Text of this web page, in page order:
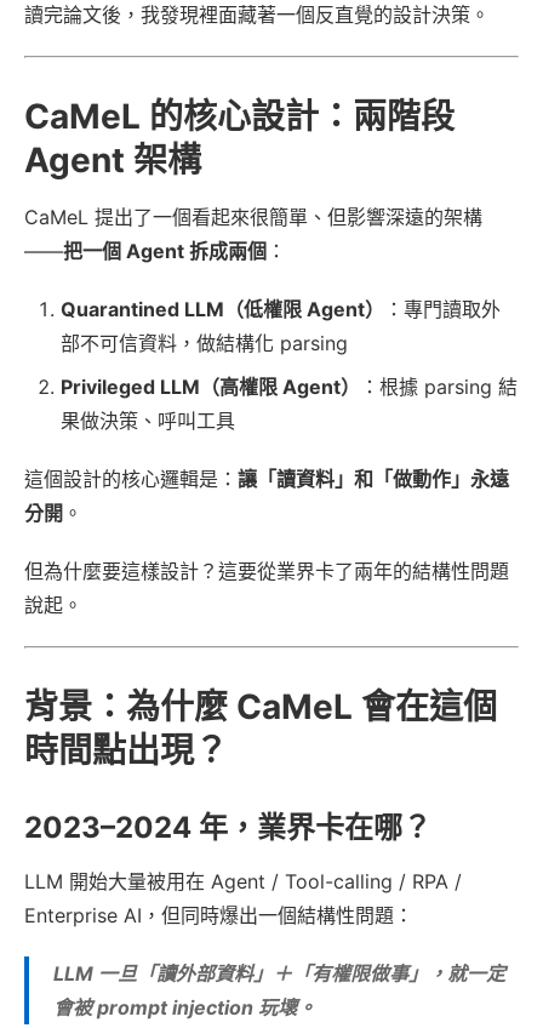
讀完論文後，我發現裡面藏著一個反直覺的設計決策。
CaMeL 的核心設計：兩階段
Agent 架構
CaMeL 提出了一個看起來很簡單、但影響深遠的架構
——把一個 Agent 拆成兩個 ：
Quarantined LLM（低權限 Agent）
：專門讀取外
部不可信資料，做結構化 parsing
Privileged LLM（高權限 Agent）
：根據 parsing 結
果做決策、呼叫工具
這個設計的核心邏輯是： 讓「讀資料」和「做動作」永遠
分開 。
但為什麼要這樣設計？這要從業界卡了兩年的結構性問題
說起。
背景：為什麼 CaMeL 會在這個
時間點出現？
2023–2024 年，業界卡在哪？
LLM 開始大量被用在 Agent / Tool-calling / RPA /
Enterprise AI，但同時爆出一個結構性問題：
LLM 一旦「讀外部資料」＋「有權限做事」，就一定
會被 prompt injection 玩壞。